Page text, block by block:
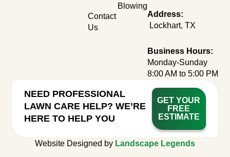
Contact
Us
Blowing
Address:
Lockhart, TX
Business Hours:
Monday-Sunday
8:00 AM to 5:00 PM
NEED PROFESSIONAL
LAWN CARE HELP? WE’RE
HERE TO HELP YOU
GET YOUR
FREE
ESTIMATE
Website Designed by Landscape Legends